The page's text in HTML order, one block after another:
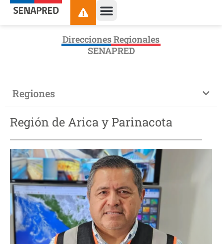
contenido
Direcciones Regionales
SENAPRED
Regiones
Región de Arica y Parinacota